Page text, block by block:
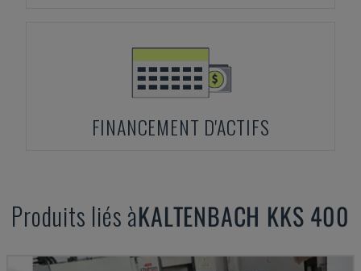
FINANCEMENT D'ACTIFS
Produits liés àKALTENBACH KKS 400